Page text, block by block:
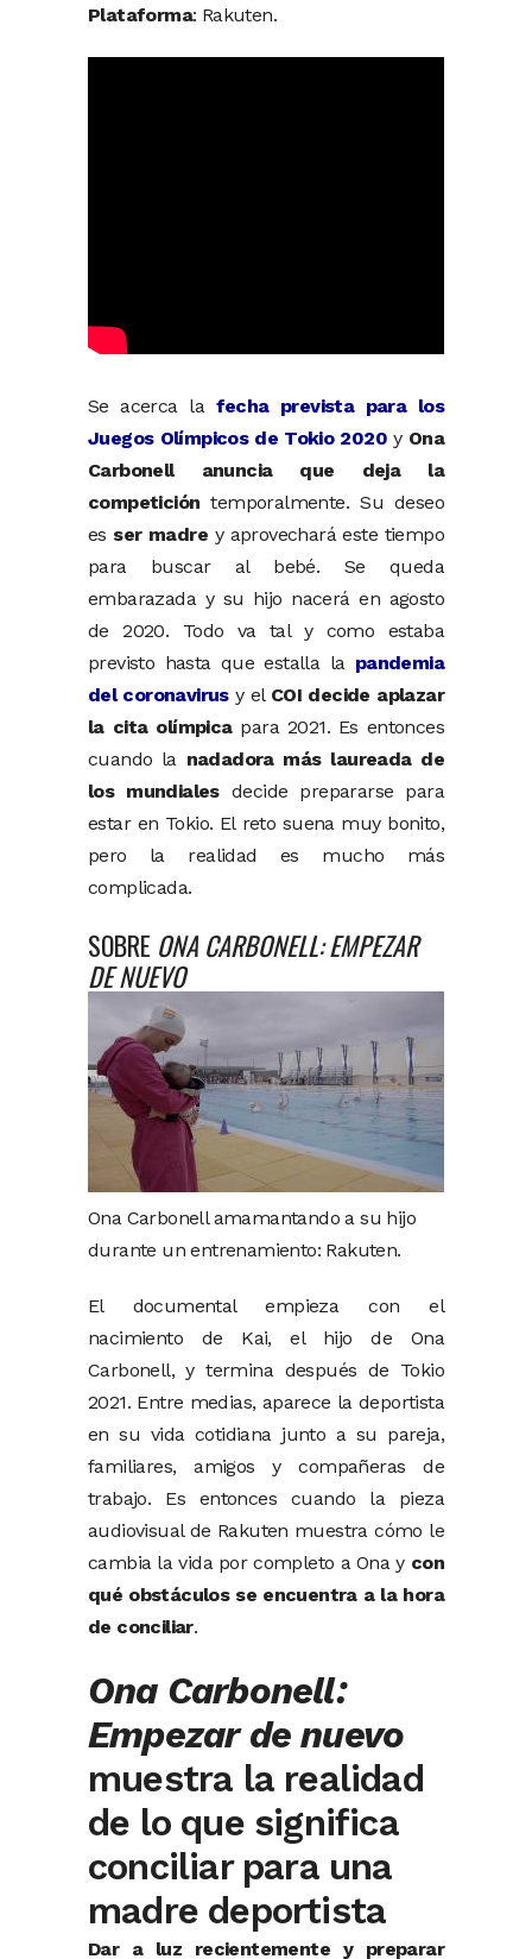
Plataforma: Rakuten.
Se acerca la fecha prevista para los
Juegos Olímpicos de Tokio 2020 y Ona
Carbonell anuncia que deja la
competición temporalmente. Su deseo
es ser madre y aprovechará este tiempo
para buscar al bebé. Se queda
embarazada y su hijo nacerá en agosto
de 2020. Todo va tal y como estaba
previsto hasta que estalla la pandemia
del coronavirusy el COI decide aplazar
la cita olímpicapara 2021. Es entonces
cuando la nadadora más laureada de
los mundialesdecide prepararse para
estar en Tokio. El reto suena muy bonito,
pero la realidad es mucho más
complicada.
SOBRE ONA CARBONELL: EMPEZAR
DE NUEVO
Ona Carbonell amamantando a su hijo
durante un entrenamiento: Rakuten.
El documental empieza con el
nacimiento de Kai, el hijo de Ona
Carbonell, y termina después de Tokio
2021. Entre medias, aparece la deportista
en su vida cotidiana junto a su pareja,
familiares, amigos y compañeras de
trabajo. Es entonces cuando la pieza
audiovisual de Rakuten muestra cómo le
cambia la vida por completo a Ona y con
qué obstáculos se encuentra a la hora
de conciliar.
Ona Carbonell:
Empezar de nuevo
muestra la realidad
de lo que significa
conciliar para una
madre deportista
Dar a luz recientemente y preparar